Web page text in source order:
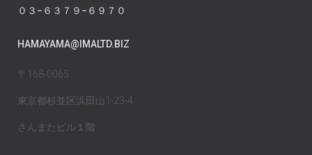
０３−６３７９−６９７０
HAMAYAMA@IMALTD.BIZ
〒168-0065
東京都杉並区浜田山1-23-4
さんまたビル１階